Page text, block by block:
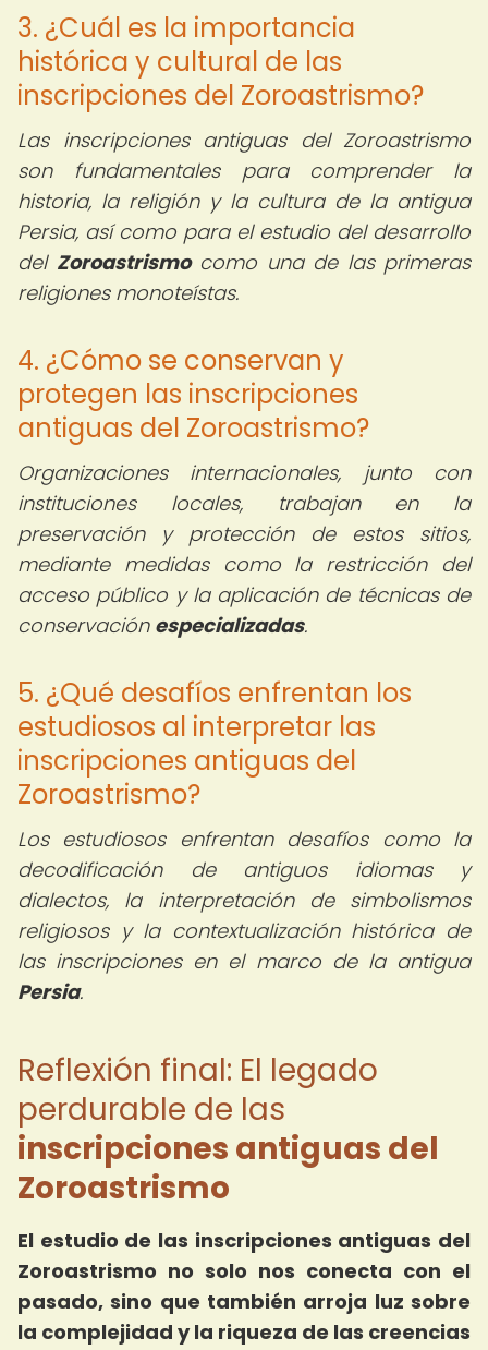
3. ¿Cuál es la importancia
histórica y cultural de las
inscripciones del Zoroastrismo?
Las inscripciones antiguas del Zoroastrismo
son fundamentales para comprender la
historia, la religión y la cultura de la antigua
Persia, así como para el estudio del desarrollo
del Zoroastrismocomo una de las primeras
religiones monoteístas.
4. ¿Cómo se conservan y
protegen las inscripciones
antiguas del Zoroastrismo?
Organizaciones internacionales, junto con
instituciones locales, trabajan en la
preservación y protección de estos sitios,
mediante medidas como la restricción del
acceso público y la aplicación de técnicas de
conservación especializadas.
5. ¿Qué desafíos enfrentan los
estudiosos al interpretar las
inscripciones antiguas del
Zoroastrismo?
Los estudiosos enfrentan desafíos como la
decodificación de antiguos idiomas y
dialectos, la interpretación de simbolismos
religiosos y la contextualización histórica de
las inscripciones en el marco de la antigua
Persia.
Reflexión final: El legado
perdurable de las
inscripciones antiguas del
Zoroastrismo
El estudio de las inscripciones antiguas del
Zoroastrismo no solo nos conecta con el
pasado, sino que también arroja luz sobre
la complejidad y la riqueza de las creencias